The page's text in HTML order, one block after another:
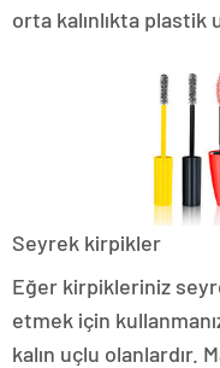
orta kalınlıkta plastik
Seyrek kirpikler
Eğer kirpikleriniz
etmek için
kalın uçlu olanlardır.